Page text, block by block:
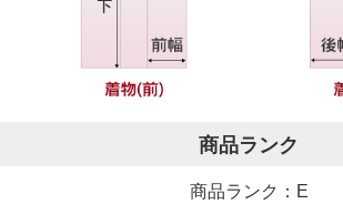
商品ランク
商品ランク：E